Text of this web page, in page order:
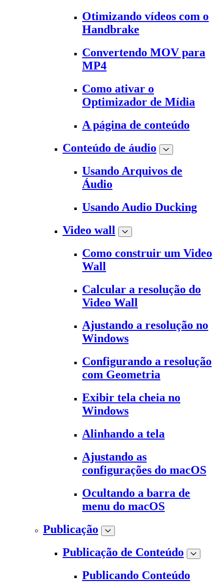
Otimizando vídeos com o
Handbrake
Convertendo MOV para
MP4
Como ativar o
Optimizador de Mídia
A página de conteúdo
Conteúdo de áudio
Usando Arquivos de
Áudio
Usando Audio Ducking
Video wall
Como construir um Video
Wall
Calcular a resolução do
Video Wall
Ajustando a resolução no
Windows
Configurando a resolução
com Geometria
Exibir tela cheia no
Windows
Alinhando a tela
Ajustando as
configurações do macOS
Ocultando a barra de
menu do macOS
Publicação
Publicação de Conteúdo
Publicando Conteúdo